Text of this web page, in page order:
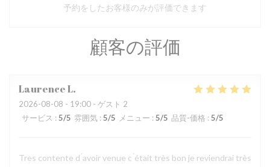
顧客の評価
LaurenceL
2026-08-08 - 19:00 - ゲスト 2
サービス : 5/5 雰囲気 : 5/5 メニュー : 5/5 品質-価格 : 5/5
Tres contente d ́avoir venue c ́était très bon je reviendrai très
予約をしたお客様のみが評価できます